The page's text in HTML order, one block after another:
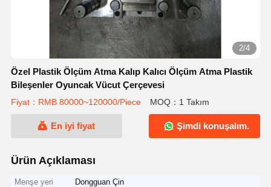
2/4
Özel Plastik Ölçüm Atma Kalıp Kalıcı Ölçüm Atma Plastik
Bileşenler Oyuncak Vücut Çerçevesi
Fiyat：RMB 80000~120000/Piece MOQ：1 Takım
En iyi fiyat Şimdi konuşalım.
Ürün Açıklaması
Menşe yeri
Dongguan Çin